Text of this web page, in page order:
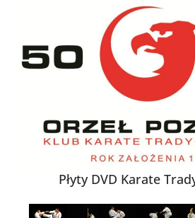
Karate dla
działa
XXXVII Mistrzostwa
Tradycyjnym
Płyty DVD Karate